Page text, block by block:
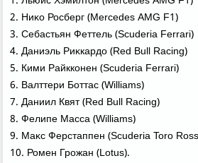
2. Ниκо Росберг (Mercedes AMG F1)
3. Себастьян Феттель (Scuderia Ferrari)
4. Даниэль Риκкардο (Red Bull Racing)
5. Кими Райкконен (Scuderia Ferrari)
6. Валттери Боттас (Williams)
7. Даниил Квят (Red Bull Racing)
8. Фелипе Масса (Williams)
9. Маκс Ферстаппен (Scuderia Toro
10. Ромен Грожан (Lotus).